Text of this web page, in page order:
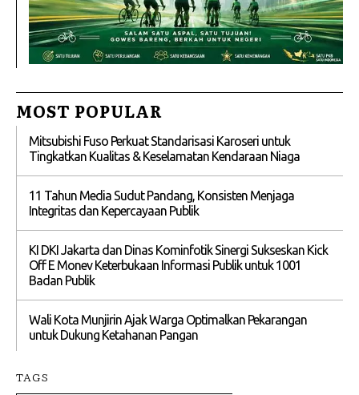
MOST POPULAR
Mitsubishi Fuso Perkuat Standarisasi Karoseri untuk
Tingkatkan Kualitas & Keselamatan Kendaraan Niaga
11 Tahun Media Sudut Pandang, Konsisten Menjaga
Integritas dan Kepercayaan Publik
KI DKI Jakarta dan Dinas Kominfotik Sinergi Sukseskan Kick
Off E Monev Keterbukaan Informasi Publik untuk 1001
Badan Publik
Wali Kota Munjirin Ajak Warga Optimalkan Pekarangan
untuk Dukung Ketahanan Pangan
TAGS